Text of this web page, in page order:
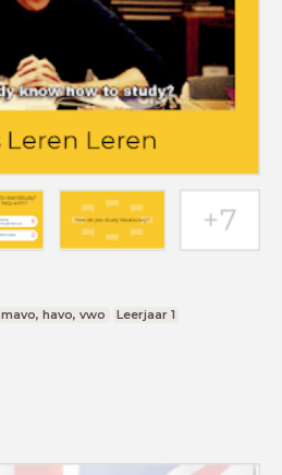
mavo, havo, vwo Leerjaar 1